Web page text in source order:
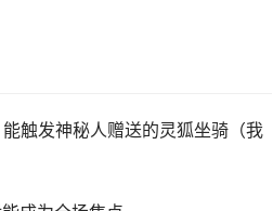
触发神秘人赠送的灵狐坐骑（我